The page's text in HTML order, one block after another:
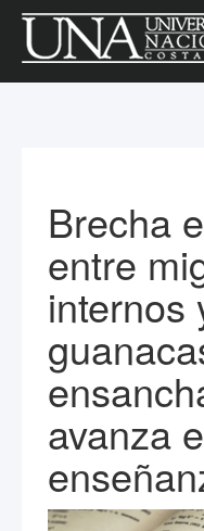
Brecha
entre
internos
avanza